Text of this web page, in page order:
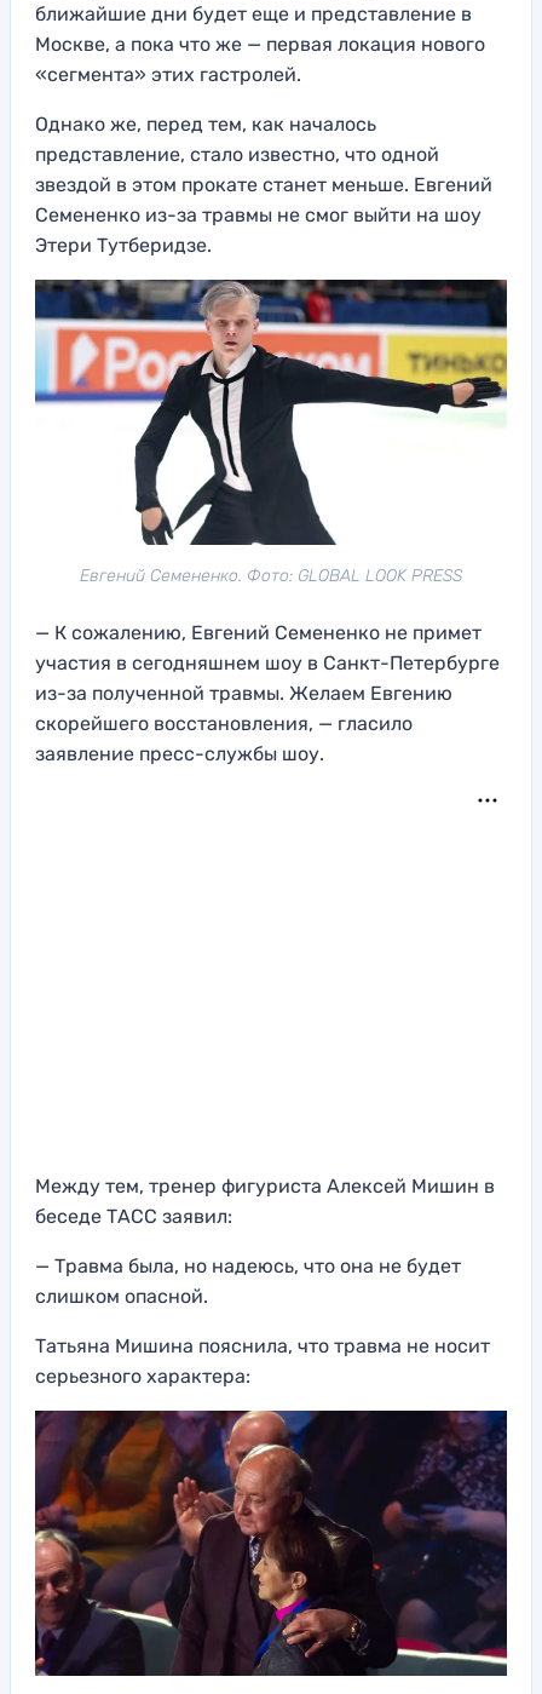
ближайшие дни будет еще и представление в
Москве, а пока что же — первая локация нового
«сегмента» этих гастролей.
Однако же, перед тем, как началось
представление, стало известно, что одной
звездой в этом прокате станет меньше. Евгений
Семененко из-за травмы не смог выйти на шоу
Этери Тутберидзе.
Евгений Семененко. Фото: GLOBAL LOOK PRESS
— К сожалению, Евгений Семененко не примет
участия в сегодняшнем шоу в Санкт-Петербурге
из-за полученной травмы. Желаем Евгению
скорейшего восстановления, — гласило
заявление пресс-службы шоу.
Между тем, тренер фигуриста Алексей Мишин в
беседе ТАСС заявил:
— Травма была, но надеюсь, что она не будет
слишком опасной.
Татьяна Мишина пояснила, что травма не носит
серьезного характера: